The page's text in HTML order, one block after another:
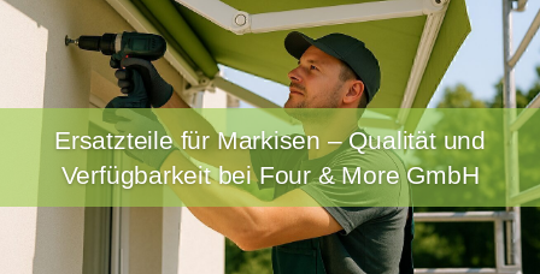
Ersatzteile für Markisen – Qualität und
Verfügbarkeit bei Four & More GmbH